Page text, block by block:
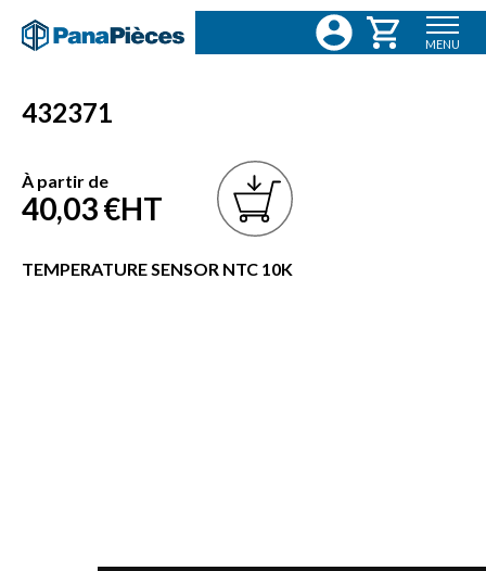
MENU
432371
À partir de
40,03 €HT
TEMPERATURE SENSOR NTC 10K